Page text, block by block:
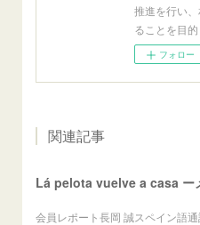
推進を行い
ることを目的
フォロー
関連記事
Lá pelota vuelve a casa ー
会員レポート長岡 誠スペイン語